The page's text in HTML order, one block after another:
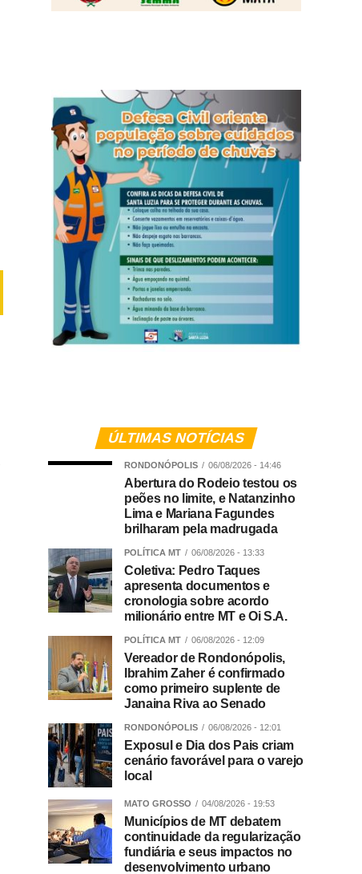
ÚLTIMAS NOTÍCIAS
RONDONÓPOLIS 06/08/2026 - 14:46
Abertura do Rodeio testou os
peões no limite, e Natanzinho
Lima e Mariana Fagundes
brilharam pela madrugada
POLÍTICA MT 06/08/2026 - 13:33
Coletiva: Pedro Taques
apresenta documentos e
cronologia sobre acordo
milionário entre MT e Oi S.A.
POLÍTICA MT 06/08/2026 - 12:09
Vereador de Rondonópolis,
Ibrahim Zaher é confirmado
como primeiro suplente de
Janaina Riva ao Senado
RONDONÓPOLIS 06/08/2026 - 12:01
Exposul e Dia dos Pais criam
cenário favorável para o varejo
local
MATO GROSSO 04/08/2026 - 19:53
Municípios de MT debatem
continuidade da regularização
fundiária e seus impactos no
desenvolvimento urbano